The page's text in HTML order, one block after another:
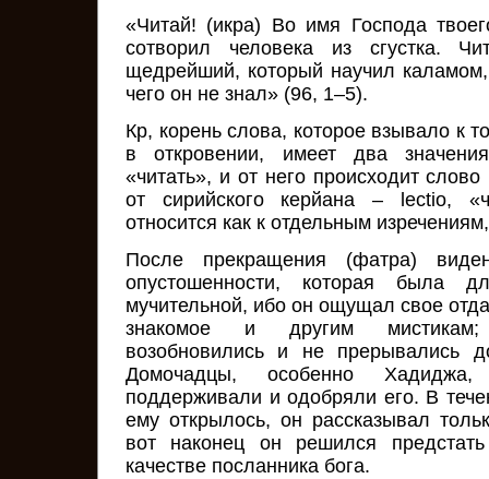
«Читай! (икра) Во имя Господа
сотворил человека из сгустка.
щедрейший, который научил каламом,
чего он не знал» (96, 1–5).
Кр, корень слова, которое взывало к
в откровении, имеет два
«читать», и от него происходит
от сирийского керйана – lectio,
относится как к отдельным
После прекращения (фатра)
опустошенности, которая была
мучительной, ибо он ощущал свое
знакомое и другим мистикам;
возобновились и не прерывались
Домочадцы, особенно
поддерживали и одобряли его. В
ему открылось, он рассказывал
вот наконец он решился
качестве посланника бога.